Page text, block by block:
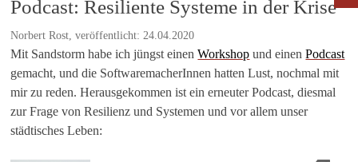
Podcast: Resiliente Systeme in der Krise
Norbert Rost, veröffentlicht: 24.04.2020
Mit Sandstorm habe ich jüngst einenWorkshop und einenPodcast
gemacht, und die SoftwaremacherInnen hatten Lust, nochmal mit
mir zu reden. Herausgekommen ist ein erneuter Podcast, diesmal
zur Frage von Resilienz und Systemen und vor allem unser
städtisches Leben: